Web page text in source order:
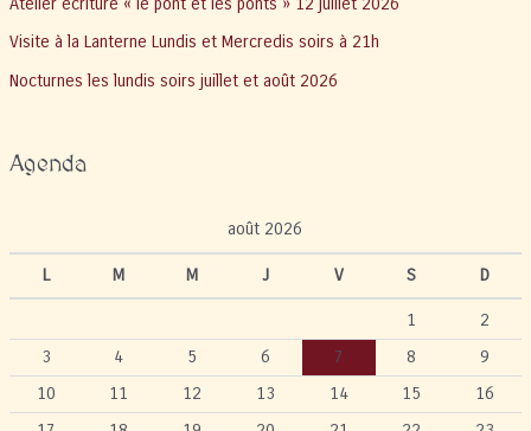
Visite à la Lanterne Lundis et Mercredis soirs à 21h
Nocturnes les lundis soirs juillet et août 2026
Agenda
août 2026
L M M J V S D
1
2
3
4 5 6 7 8
9
10
11 12 13 14 15
16